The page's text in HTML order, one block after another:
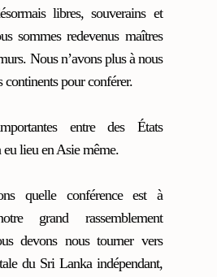
libres, souverains et
sommes redevenus maîtres
Nous n’avons plus à nous
continents pour conférer.
entre des États
eu lieu en Asie même.
quelle conférence est à
grand rassemblement
devons nous tourner vers
du Sri Lanka indépendant,